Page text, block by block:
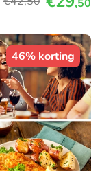
,50
46% korting